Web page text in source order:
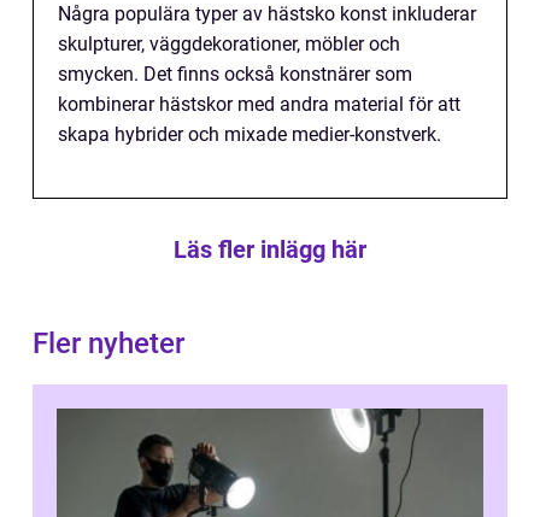
Några populära typer av hästsko konst inkluderar
skulpturer, väggdekorationer, möbler och
smycken. Det finns också konstnärer som
kombinerar hästskor med andra material för att
skapa hybrider och mixade medier-konstverk.
Läs fler inlägg här
Fler nyheter